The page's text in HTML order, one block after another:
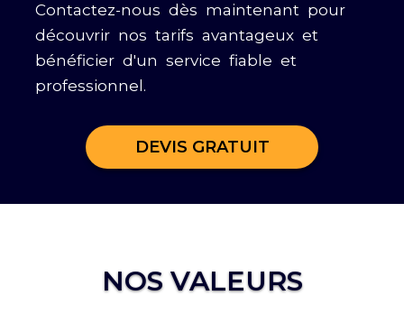
Contactez-nous dès maintenant pour
découvrir nos tarifs avantageux et
bénéficier d'un service fiable et
professionnel.
DEVIS GRATUIT
NOS VALEURS